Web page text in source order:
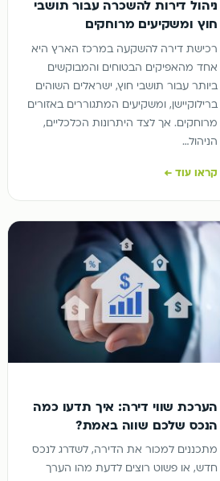
ניהול דירות להשכרה עבור תושבי
חוץ ומשקיעים מרוחקים
רכישת דירה להשקעה במרכז הארץ היא
אחד מהאפיקים הבטוחים והמבוקשים
ביותר עבור תושבי חוץ, ישראלים השוהים
ברילוקיישן, ומשקיעים המתגוררים באזורים
מרוחקים. אך לצד היתרונות הכלכליים,
הניהול…
קראו עוד ←
הערכת שווי דירה: איך תדעו כמה
הנכס שלכם שווה באמת?
מתכננים למכור את הדירה, לשדרג לנכס
חדש, או פשוט רוצים לדעת מהו הערך